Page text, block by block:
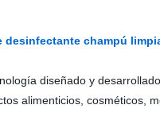
champú
diseñado y
alimenticios, cosméticos,